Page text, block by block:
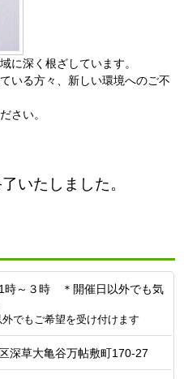
に深く根ざしています。
いる方々、新しい環境へのご不
さい。
いたしました。
～３時 ＊開催日以外でも気
でもご希望を受け付けます
深草大亀谷万帖敷町170-27